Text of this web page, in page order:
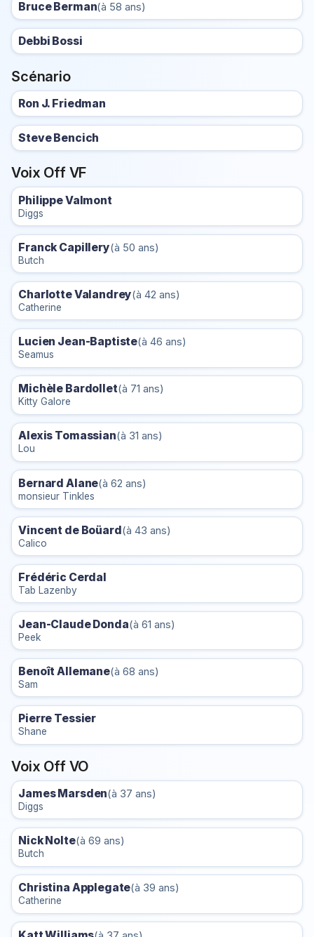
Bruce Berman(à 58 ans)
Debbi Bossi
Scénario
Ron J. Friedman
Steve Bencich
Voix Off VF
Philippe Valmont
Diggs
Franck Capillery(à 50 ans)
Butch
Charlotte Valandrey(à 42 ans)
Catherine
Lucien Jean-Baptiste(à 46 ans)
Seamus
Michèle Bardollet(à 71 ans)
Kitty Galore
Alexis Tomassian(à 31 ans)
Lou
Bernard Alane(à 62 ans)
monsieur Tinkles
Vincent de Boüard(à 43 ans)
Calico
Frédéric Cerdal
Tab Lazenby
Jean-Claude Donda(à 61 ans)
Peek
Benoît Allemane(à 68 ans)
Sam
Pierre Tessier
Shane
Voix Off VO
James Marsden(à 37 ans)
Diggs
Nick Nolte(à 69 ans)
Butch
Christina Applegate(à 39 ans)
Catherine